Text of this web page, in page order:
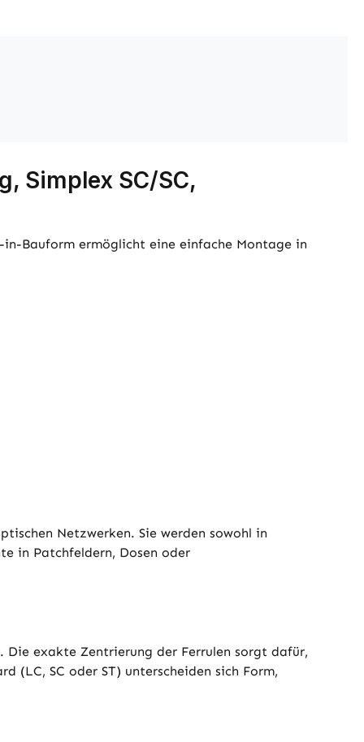
Simplex SC/SC,
Bauform ermöglicht eine einfache Montage in
Netzwerken. Sie werden sowohl in
in Patchfeldern, Dosen oder
exakte Zentrierung der Ferrulen sorgt dafür,
(LC, SC oder ST) unterscheiden sich Form,